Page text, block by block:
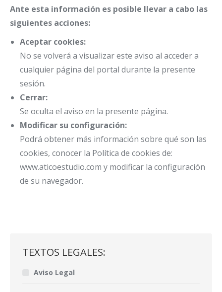
Ante esta información es posible llevar a cabo las
siguientes acciones:
Aceptar cookies:
No se volverá a visualizar este aviso al acceder a
cualquier página del portal durante la presente
sesión.
Cerrar:
Se oculta el aviso en la presente página.
Modificar su configuración:
Podrá obtener más información sobre qué son las
cookies, conocer la Política de cookies de:
www.aticoestudio.com y modificar la configuración
de su navegador.
TEXTOS LEGALES:
Aviso Legal